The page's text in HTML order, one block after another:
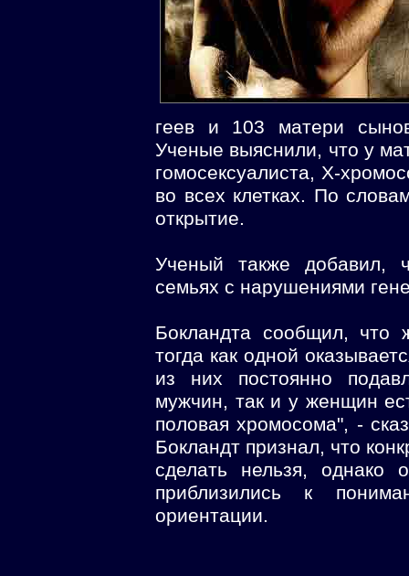
геев и 103 матери
Ученые выяснили, что у
гомосексуалиста, X-
во всех клетках. По
открытие.
Ученый также добавил,
семьях с нарушениями
Бокландта сообщил,
тогда как одной
из них постоянно
мужчин, так и у женщин
половая хромосома", -
Бокландт признал, что
сделать нельзя, однако
приблизились к
ориентации.